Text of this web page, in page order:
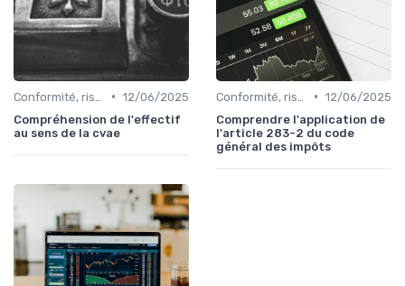
• 12/06/2025
Compréhension de l'effectif
au sens de la cvae
• 12/06/2025
Comprendre l'application de
l'article 283-2 du code
général des impôts